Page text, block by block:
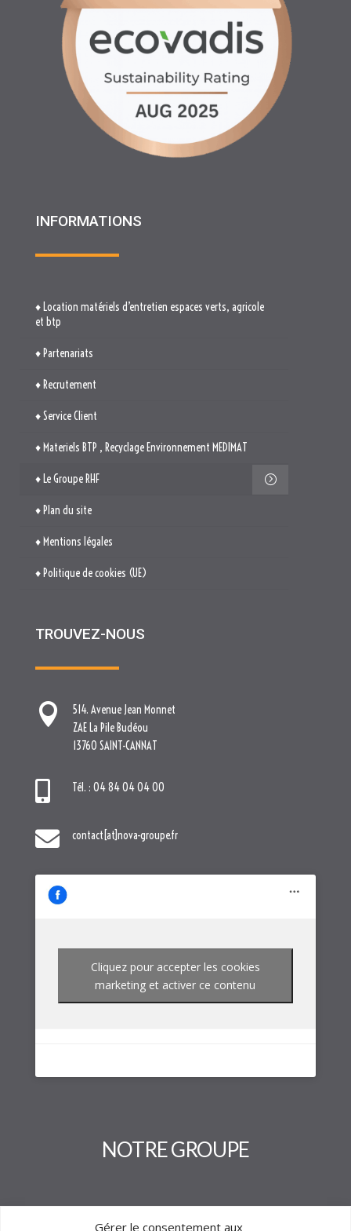
Gérer le consentement aux
INFORMATIONS
♦ Location matériels d’entretien espaces verts, agricole
et btp
♦ Partenariats
♦ Recrutement
♦ Service Client
♦ Materiels BTP , Recyclage Environnement MEDIMAT
♦ Le Groupe RHF
♦ Plan du site
♦ Mentions légales
♦ Politique de cookies (UE)
TROUVEZ-NOUS

514. Avenue Jean Monnet
ZAE La Pile Budéou
13760 SAINT-CANNAT
 Tél. : 04 84 04 04 00
 contact[at]nova-groupe.fr
Cliquez pour accepter les cookies
marketing et activer ce contenu
NOTRE GROUPE